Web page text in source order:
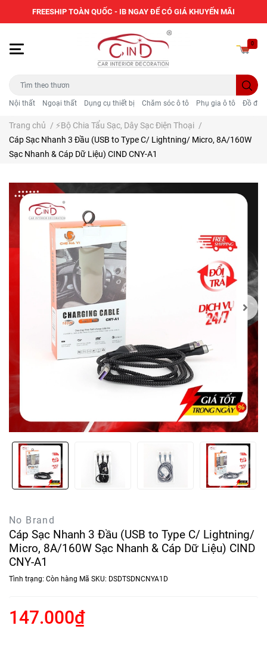
Nội thất Ngoại thất Dụng cụ thiết bị Chăm sóc ô tô Phụ gia ô tô Đồ
0
Trang chủ / ⚡Bộ Chia Tẩu Sạc, Dây Sạc Điện Thoại /
Cáp Sạc Nhanh 3 Đầu (USB to Type C/ Lightning/ Micro, 8A/160W
Sạc Nhanh & Cáp Dữ Liệu) CIND CNY-A1
No Brand
Cáp Sạc Nhanh 3 Đầu (USB to Type C/ Lightning/
Micro, 8A/160W Sạc Nhanh & Cáp Dữ Liệu) CIND
CNY-A1
Tình trạng: Còn hàng Mã SKU: DSDTSDNCNYA1D
147.000₫
FREESHIP TOÀN QUỐC - IB NGAY ĐỂ CÓ GIÁ KHUYẾN MÃI